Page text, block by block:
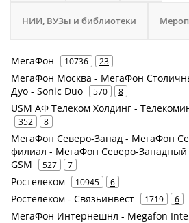
НИИ, ВУЗы и библиотеки
МегаФон 10736 23
МегаФон Москва - МегаФон
Дуо - Sonic Duo
570 8
USM АФ Телеком Холдинг -
352 8
МегаФон Северо-Запад - МегаФон
филиал - МегаФон Северо-Западный
GSM
527 7
Ростелеком 10945 6
Ростелеком - Связьинвест 1719 6
МегаФон Интернешнл - Megafon